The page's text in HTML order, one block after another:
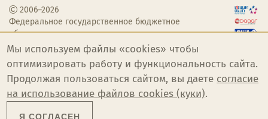
2006–2026
Федеральное государственное бюджетное
образовательное учреждение высшего
образования «Челябинский государственный
институт культуры»
Мы используем файлы «cookies» чтобы
оптимизировать работу и функциональность сайта.
Продолжая пользоваться сайтом, вы даете согласие
на использование файлов cookies (куки).
Я СОГЛАСЕН